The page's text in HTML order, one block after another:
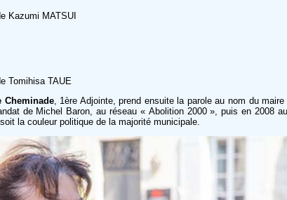
Kazumi MATSUI
Tomihisa TAUE
Cheminade, 1ère Adjointe, prend ensuite la parole au nom du
de Michel Baron, au réseau « Abolition 2000 », puis en 2008
la couleur politique de la majorité municipale.